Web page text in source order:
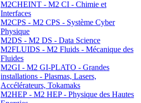
M2CHEINT - M2 CI - Chimie et
Interfaces
M2CPS - M2 CPS - Système Cyber
Physique
M2DS - M2 DS - Data Science
M2FLUIDS - M2 Fluids - Mécanique des
Fluides
M2GI - M2 GI-PLATO - Grandes
installations - Plasmas, Lasers,
Accélérateurs, Tokamaks
M2HEP - M2 HEP - Physique des Hautes